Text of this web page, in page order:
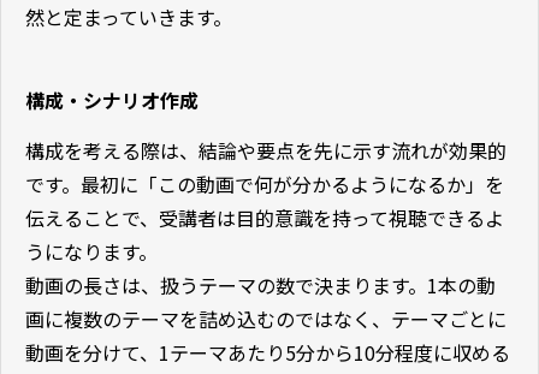
然と定まっていきます。
構成・シナリオ作成
構成を考える際は、結論や要点を先に示す流れが効果的
です。最初に「この動画で何が分かるようになるか」を
伝えることで、受講者は目的意識を持って視聴できるよ
うになります。
動画の長さは、扱うテーマの数で決まります。1本の動
画に複数のテーマを詰め込むのではなく、テーマごとに
動画を分けて、1テーマあたり5分から10分程度に収める